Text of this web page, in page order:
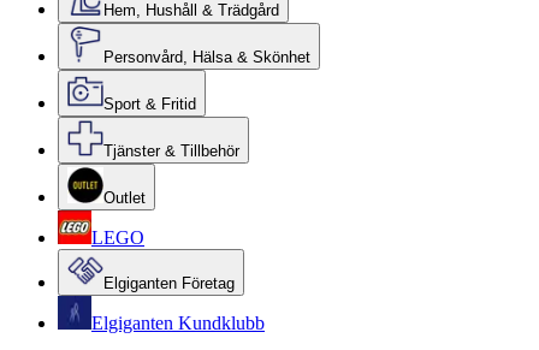
Hem, Hushåll & Trädgård
Personvård, Hälsa & Skönhet
Sport & Fritid
Tjänster & Tillbehör
Outlet
LEGO
Elgiganten Företag
Elgiganten Kundklubb